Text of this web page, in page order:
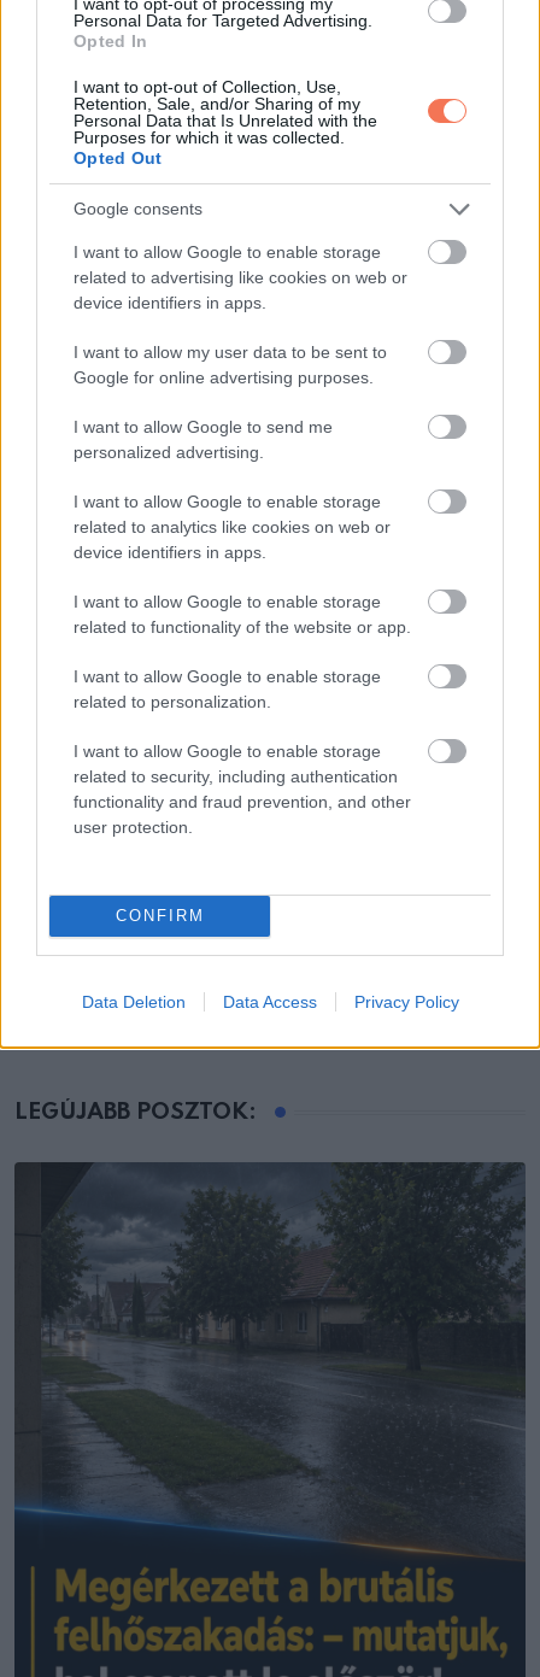
Personal Data for Targeted Advertising.
Opted In
I want to opt-out of Collection, Use,
Retention, Sale, and/or Sharing of my
Personal Data that Is Unrelated with the
Purposes for which it was collected.
Opted Out
Google consents
I want to allow Google to enable storage
related to advertising like cookies on web or
device identifiers in apps.
I want to allow my user data to be sent to
Google for online advertising purposes.
I want to allow Google to send me
personalized advertising.
I want to allow Google to enable storage
related to analytics like cookies on web or
device identifiers in apps.
I want to allow Google to enable storage
related to functionality of the website or app.
I want to allow Google to enable storage
related to personalization.
I want to allow Google to enable storage
related to security, including authentication
functionality and fraud prevention, and other
user protection.
CONFIRM
Data Deletion Data Access Privacy Policy
Hat csillagjegy, akiknek anyagi bőséget
hoz a November vége!
KÖVETKEZŐ POSZT
Mérleg – skorpió-nyilas -bak-vízöntő-halak
figyelem!Mai horoszkóp (csütörtök)
További bejegyzések
ÉLETMÓD,VICCEK
LEGÚJABB POSZTOK: